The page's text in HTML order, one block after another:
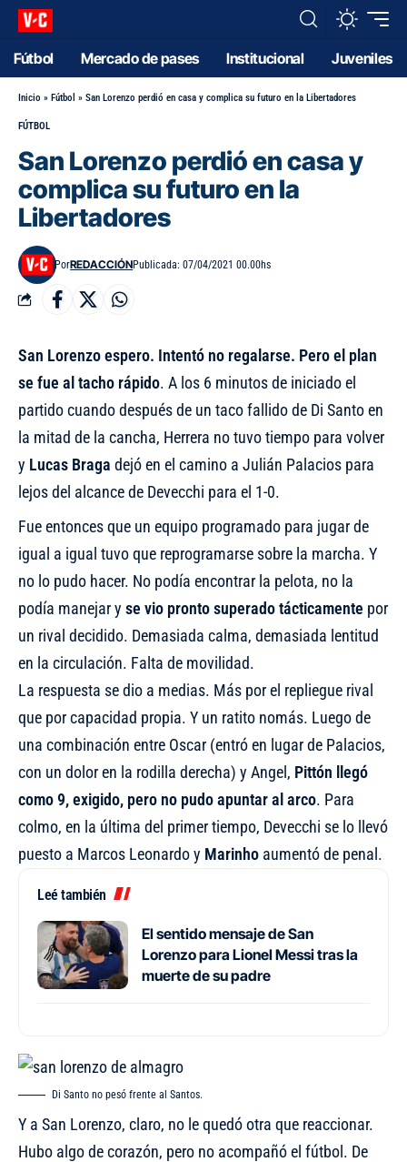
Fútbol Mercado de pases Institucional Juveniles
Inicio » Fútbol » San Lorenzo perdió en casa y complica su futuro en la Libertadores
FÚTBOL
San Lorenzo perdió en casa y
complica su futuro en la
Libertadores
PorREDACCIÓNPublicada: 07/04/2021 00.00hs
San Lorenzo espero. Intentó no regalarse. Pero el plan
se fue al tacho rápido. A los 6 minutos de iniciado el
partido cuando después de un taco fallido de Di Santo en
la mitad de la cancha, Herrera no tuvo tiempo para volver
y Lucas Braga dejó en el camino a Julián Palacios para
lejos del alcance de Devecchi para el 1-0.
Fue entonces que un equipo programado para jugar de
igual a igual tuvo que reprogramarse sobre la marcha. Y
no lo pudo hacer. No podía encontrar la pelota, no la
podía manejar y se vio prontosuperado tácticamente por
un rival decidido. Demasiada calma, demasiada lentitud
en la circulación. Falta de movilidad.
La respuesta se dio a medias. Más por el repliegue rival
que por capacidad propia. Y un ratito nomás. Luego de
una combinación entre Oscar (entró en lugar de Palacios,
con un dolor en la rodilla derecha) y Angel, Pittón llegó
como 9, exigido, pero no pudo apuntar al arco. Para
colmo, en la última del primer tiempo, Devecchi se lo llevó
puesto a Marcos Leonardo y Marinho aumentó de penal.
Leé también
El sentido mensaje de San
Lorenzo para Lionel Messi tras la
muerte de su padre
Di Santo no pesó frente al Santos.
Y a San Lorenzo, claro, no le quedó otra que reaccionar.
Hubo algo de corazón, pero no acompañó el fútbol. De